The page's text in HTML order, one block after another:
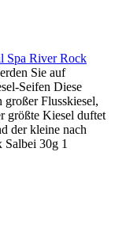
Spa River Rock
Sie auf
Seifen Diese
großer Flusskiesel,
größte Kiesel duftet
der kleine nach
30g 1